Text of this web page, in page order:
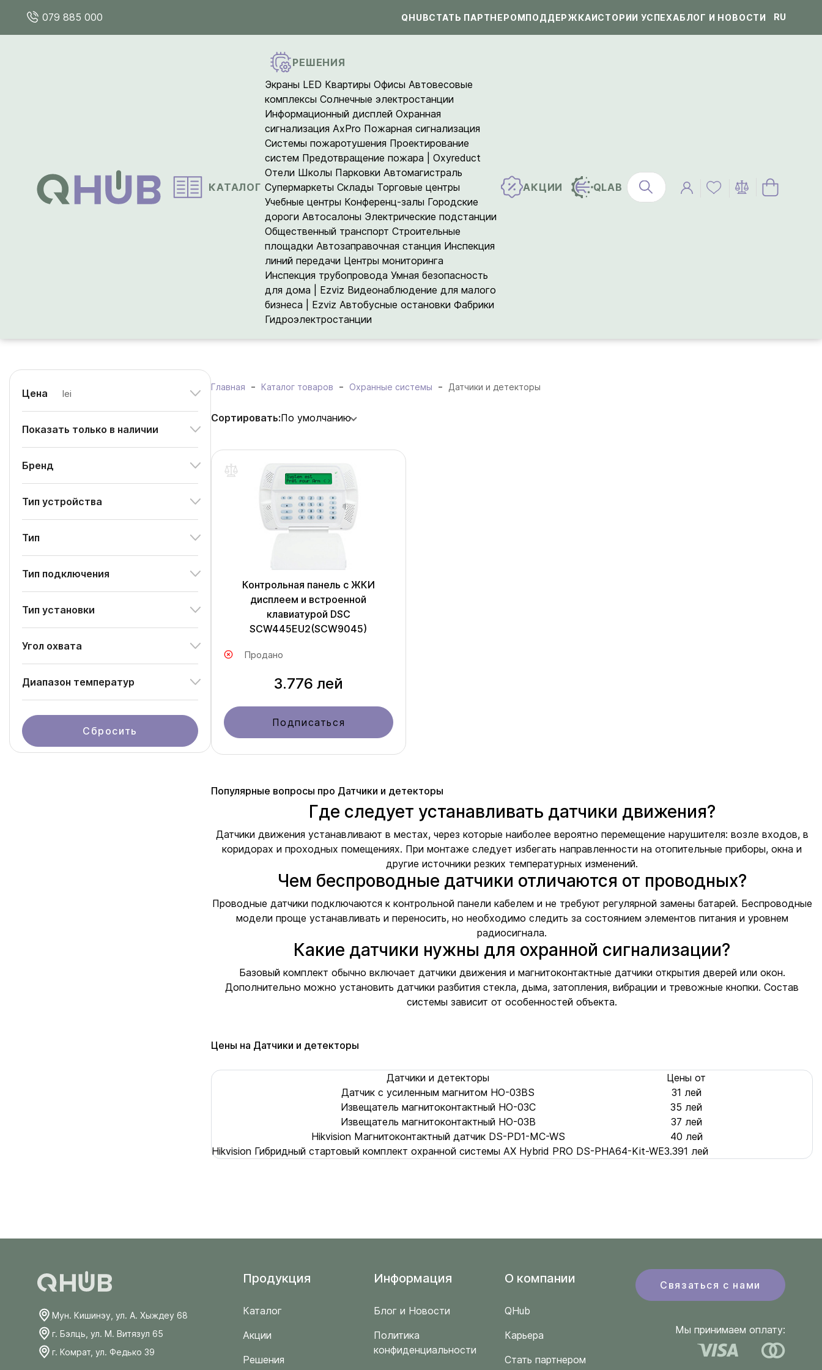
079 885 000 QHUBСТАТЬ ПАРТНЕРОМПОДДЕРЖКАИСТОРИИ УСПЕХАБЛОГ И НОВОСТИ RU
КАТАЛОГ
РЕШЕНИЯ
Экраны LED Квартиры Офисы Автовесовые
комплексыСолнечные электростанции
Информационный дисплей Охранная
сигнализация AxPro Пожарная сигнализация
Системы пожаротушения Проектирование
систем Предотвращение пожара | Oxyreduct
Отели Школы Парковки Автомагистраль
Супермаркеты Склады Торговые центры
Учебные центры Конференц-залы Городские
дороги Автосалоны Электрические подстанции
Общественный транспорт Строительные
площадки Автозаправочная станция Инспекция
линий передачи Центры мониторинга
Инспекция трубопровода Умная безопасность
для дома | Ezviz Видеонаблюдение для малого
бизнеса | Ezviz Автобусные остановки Фабрики
Гидроэлектростанции
АКЦИИ QLAB
Цена lei
Показать только в наличии
Бренд
Тип устройства
Тип
Тип подключения
Тип установки
Угол охвата
Диапазон температур
Сбросить
Главная Каталог товаров Охранные системы Датчики и детекторы
Сортировать:По умолчанию
Контрольная панель с ЖКИ
дисплеем и встроенной
клавиатурой DSC
SCW445EU2(SCW9045)
Продано
3.776 лей
Подписаться
Популярные вопросы про Датчики и детекторы
Где следует устанавливать датчики движения?
Датчики движения устанавливают в местах, через которые наиболее вероятно перемещение нарушителя: возле входов, в
коридорах и проходных помещениях. При монтаже следует избегать направленности на отопительные приборы, окна и
другие источники резких температурных изменений.
Чем беспроводные датчики отличаются от проводных?
Проводные датчики подключаются к контрольной панели кабелем и не требуют регулярной замены батарей. Беспроводные
модели проще устанавливать и переносить, но необходимо следить за состоянием элементов питания и уровнем
радиосигнала.
Какие датчики нужны для охранной сигнализации?
Базовый комплект обычно включает датчики движения и магнитоконтактные датчики открытия дверей или окон.
Дополнительно можно установить датчики разбития стекла, дыма, затопления, вибрации и тревожные кнопки. Состав
системы зависит от особенностей объекта.
Цены на Датчики и детекторы
Датчики и детекторы
Цены от
Датчик с усиленным магнитом HO-03BS
31 лей
Извещатель магнитоконтактный HO-03C
35 лей
Извещатель магнитоконтактный HO-03B
37 лей
Hikvision Магнитоконтактный датчик DS-PD1-MC-WS
40 лей
Hikvision Гибридный стартовый комплект охранной системы AX Hybrid PRO DS-PHA64-Kit-WE3.391 лей
Мун. Кишинэу, ул. А. Хыждеу 68
г. Бэлць, ул. М. Витязул 65
г. Комрат, ул. Федько 39
Продукция
Каталог
Акции
Решения
Информация
Блог и Новости
Политика
конфиденциальности
O компании
QHub
Карьера
Стать партнером
Связаться с нами
Мы принимаем оплату: